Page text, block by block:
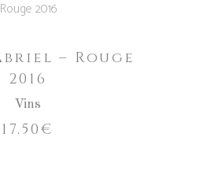
– Rouge
2016
Vins
17.50€